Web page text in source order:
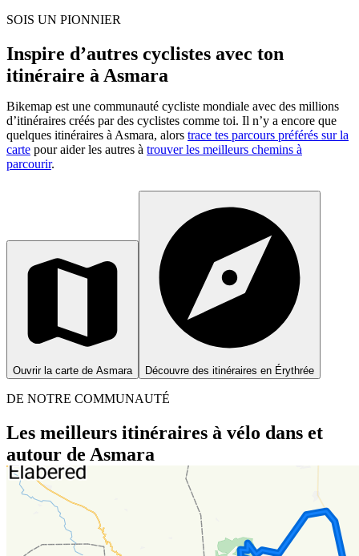
SOIS UN PIONNIER
Inspire d’autres cyclistes avec ton
itinéraire à Asmara
Bikemap est une communauté cycliste mondiale avec des millions
d’itinéraires créés par des cyclistes comme toi. Il n’y a encore que
quelques itinéraires à Asmara, alors trace tes parcours préférés sur la
carte pour aider les autres à trouver les meilleurs chemins à
parcourir.
Ouvrir la carte de Asmara Découvre des itinéraires en Érythrée
DE NOTRE COMMUNAUTÉ
Les meilleurs itinéraires à vélo dans et
autour de Asmara